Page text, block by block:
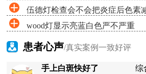
失很少吗伍德灯检查会不会把炎症后色素
成白癜风wood灯显示亮蓝白色严不严重
患者心声/真实案例一致好评
手上白斑快好了
综